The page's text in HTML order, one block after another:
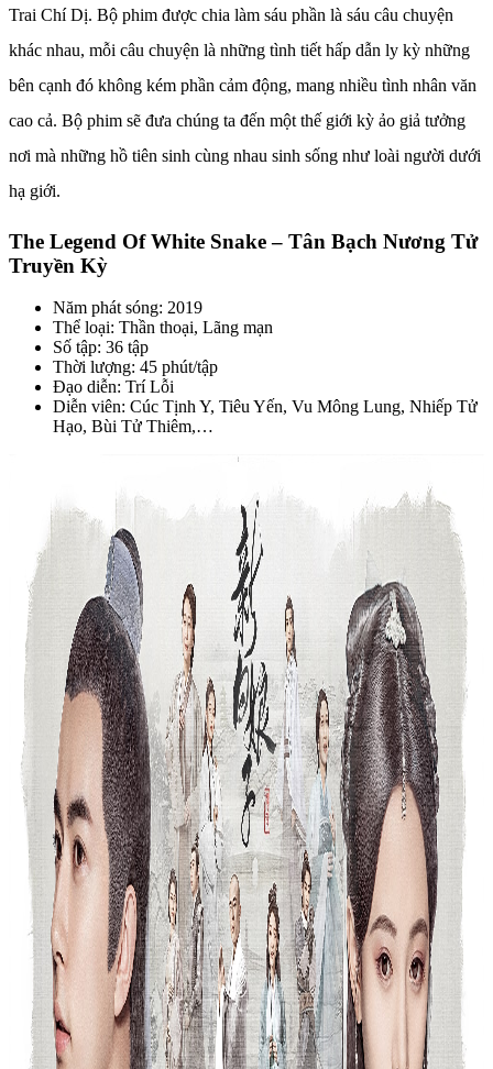
Trai Chí Dị. Bộ phim được chia làm sáu phần là sáu câu chuyện
khác nhau, mỗi câu chuyện là những tình tiết hấp dẫn ly kỳ những
bên cạnh đó không kém phần cảm động, mang nhiều tình nhân văn
cao cả. Bộ phim sẽ đưa chúng ta đến một thế giới kỳ ảo giả tưởng
nơi mà những hồ tiên sinh cùng nhau sinh sống như loài người dưới
hạ giới.
The Legend Of White Snake – Tân Bạch Nương Tử
Truyền Kỳ
Năm phát sóng: 2019
Thể loại: Thần thoại, Lãng mạn
Số tập: 36 tập
Thời lượng: 45 phút/tập
Đạo diễn: Trí Lỗi
Diễn viên: Cúc Tịnh Y, Tiêu Yến, Vu Mông Lung, Nhiếp Tử
Hạo, Bùi Tử Thiêm,…